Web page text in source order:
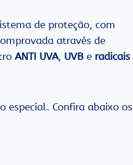
de proteção, com
através de
ANTI UVA, UVB e radicais
especial. Confira abaixo os